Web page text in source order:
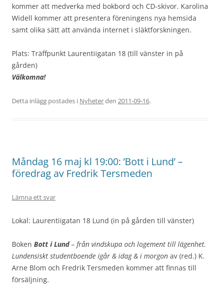
kommer att medverka med bokbord och CD-skivor. Karolina
Widell kommer att presentera föreningens nya hemsida
samt olika sätt att använda internet i släktforskningen.
Plats: Träffpunkt Laurentiigatan 18 (till vänster in på
gården)
Välkomna!
Detta inlägg postades i Nyheterden 2011-09-16.
Måndag 16 maj kl 19:00: ’Bott i Lund’ –
föredrag av Fredrik Tersmeden
Lämna ett svar
Lokal: Laurentiigatan 18 Lund (in på gården till vänster)
Boken Bott i Lund– från vindskupa och logement till lägenhet.
Lundensiskt studentboende igår & idag & i morgon av (red.) K.
Arne Blom och Fredrik Tersmeden kommer att finnas till
försäljning.